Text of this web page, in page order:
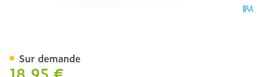
Sur demande